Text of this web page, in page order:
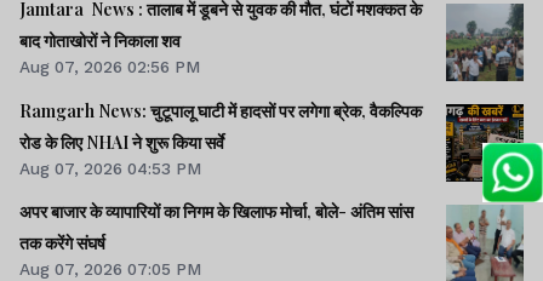
Jamtara News : तालाब में डूबने से युवक की मौत, घंटों मशक्कत के
बाद गोताखोरों ने निकाला शव
Aug 07, 2026 02:56 PM
Ramgarh News: चुटूपालू घाटी में हादसों पर लगेगा ब्रेक, वैकल्पिक
रोड के लिए NHAI ने शुरू किया सर्वे
Aug 07, 2026 04:53 PM
अपर बाजार के व्यापारियों का निगम के खिलाफ मोर्चा, बोले- अंतिम सांस
तक करेंगे संघर्ष
Aug 07, 2026 07:05 PM